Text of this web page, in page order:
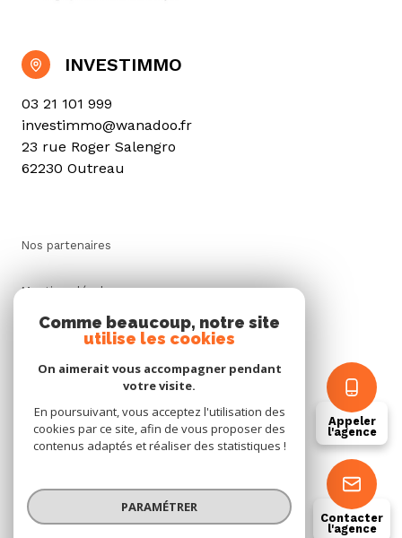
Appeler
l'agence
Contacter
l'agence
INVESTIMMO
03 21 101 999
investimmo@wanadoo.fr
23 rue Roger Salengro
62230 Outreau
Nos partenaires
Mentions légales
Cookies
© 2026 | Tous droits réservés
Comme beaucoup, notre site
utilise les cookies
On aimerait vous accompagner pendant
votre visite.
En poursuivant, vous acceptez l'utilisation des
cookies par ce site, afin de vous proposer des
contenus adaptés et réaliser des statistiques !
PARAMÉTRER